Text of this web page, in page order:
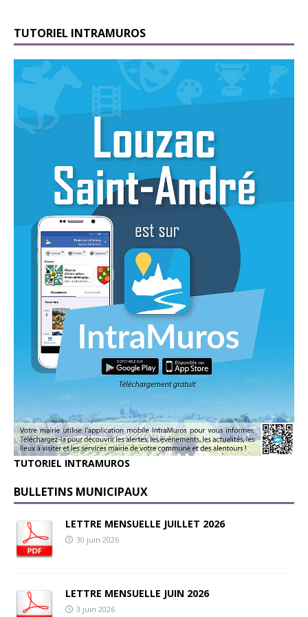
TUTORIEL INTRAMUROS
TUTORIEL INTRAMUROS
BULLETINS MUNICIPAUX
LETTRE MENSUELLE JUILLET 2026
30 juin 2026
LETTRE MENSUELLE JUIN 2026
3 juin 2026